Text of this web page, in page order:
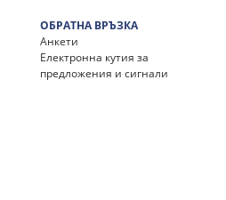
ОБРАТНА ВРЪЗКА
Анкети
Електронна кутия за
предложения и сигнали